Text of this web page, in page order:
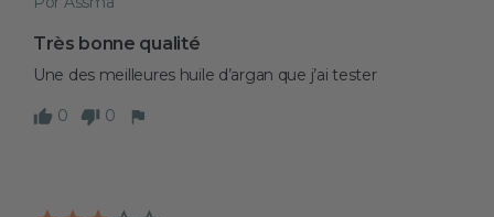
Très bonne qualité
Une des meilleures huile d’argan que j’ai tester
0 0